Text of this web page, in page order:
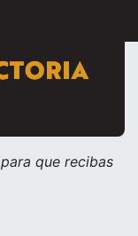
para que recibas